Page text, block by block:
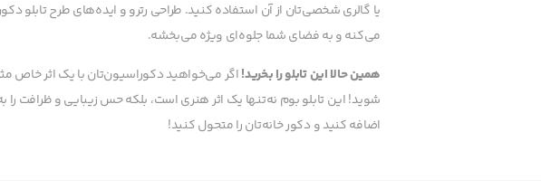
یا گالری شخصی‌تان از آن استفاده کنید. طراحی رترو و ایده‌های طرح تابلو
می‌کنه و به فضای شما جلوه‌ای ویژه می‌بخشه.
همین حالا این تابلو را بخرید!اگر می‌خواهید دکوراسیون‌تان با یک اثر خاص
شوید! این تابلو بوم نه‌تنها یک اثر هنری است، بلکه حس زیبایی و ظرافت را
اضافه کنید و دکور خانه‌تان را متحول کنید!